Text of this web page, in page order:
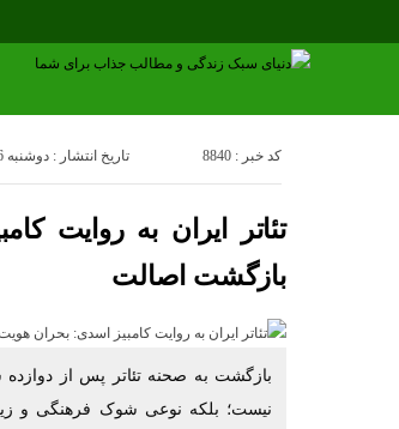
تاریخ انتشار : دوشنبه 26 می 2025 - 11:53 کد خبر : 8840
تئاتر ایران به روایت
بازگشت اصالت
بازگشت به صحنه تئاتر پس از
نیست؛ بلکه نوعی شوک فرهنگی و